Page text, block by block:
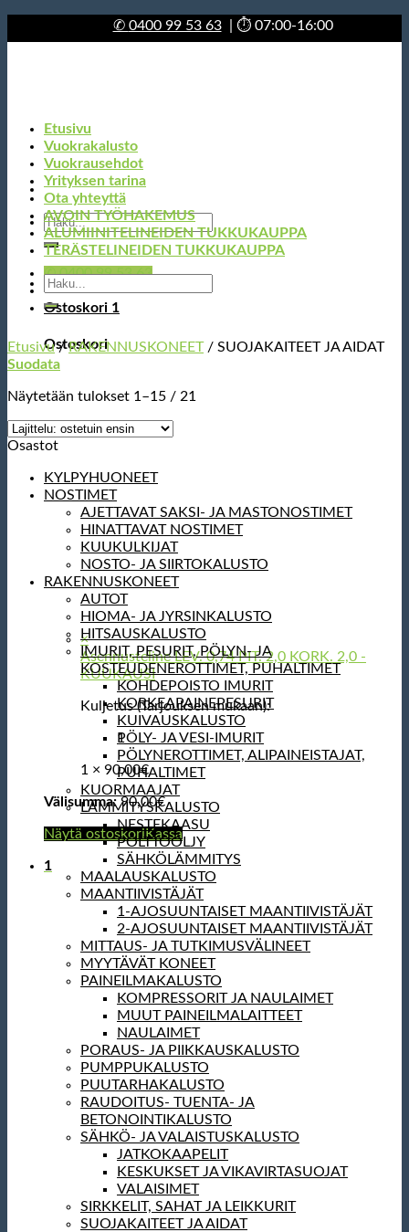
to
✆ 0400 99 53 63| ⏱ 07:00-16:00
Etsi:
✆ 0400 99 53 63
Ostoskori 1
Ostoskori
×
Asennusteline LEV. 0,74 PIT. 2,0 KORK. 2,0 -
KUUKAUSI
Kuljetus (Tarjouksen mukaan):
1
1 × 90,00€
Välisumma: 90,00€
Näytä ostoskoriKassa
1
Etusivu
Vuokrakalusto
Vuokrausehdot
Yrityksen tarina
Ota yhteyttä
AVOIN TYÖHAKEMUS
ALUMIINITELINEIDEN TUKKUKAUPPA
TERÄSTELINEIDEN TUKKUKAUPPA
Etsi:
Etusivu / RAKENNUSKONEET / SUOJAKAITEET JA AIDAT
Suodata
Näytetään tulokset 1–15 / 21
Osastot
KYLPYHUONEET
NOSTIMET
AJETTAVAT SAKSI- JA MASTONOSTIMET
HINATTAVAT NOSTIMET
KUUKULKIJAT
NOSTO- JA SIIRTOKALUSTO
RAKENNUSKONEET
AUTOT
HIOMA- JA JYRSINKALUSTO
HITSAUSKALUSTO
IMURIT, PESURIT, PÖLYN- JA
KOSTEUDENEROTTIMET, PUHALTIMET
KOHDEPOISTO IMURIT
KORKEAPAINEPESURIT
KUIVAUSKALUSTO
PÖLY- JA VESI-IMURIT
PÖLYNEROTTIMET, ALIPAINEISTAJAT,
PUHALTIMET
KUORMAAJAT
LÄMMITYSKALUSTO
NESTEKAASU
POLTTOÖLJY
SÄHKÖLÄMMITYS
MAALAUSKALUSTO
MAANTIIVISTÄJÄT
1-AJOSUUNTAISET MAANTIIVISTÄJÄT
2-AJOSUUNTAISET MAANTIIVISTÄJÄT
MITTAUS- JA TUTKIMUSVÄLINEET
MYYTÄVÄT KONEET
PAINEILMAKALUSTO
KOMPRESSORIT JA NAULAIMET
MUUT PAINEILMALAITTEET
NAULAIMET
PORAUS- JA PIIKKAUSKALUSTO
PUMPPUKALUSTO
PUUTARHAKALUSTO
RAUDOITUS- TUENTA- JA
BETONOINTIKALUSTO
SÄHKÖ- JA VALAISTUSKALUSTO
JATKOKAAPELIT
KESKUKSET JA VIKAVIRTASUOJAT
VALAISIMET
SIRKKELIT, SAHAT JA LEIKKURIT
SUOJAKAITEET JA AIDAT